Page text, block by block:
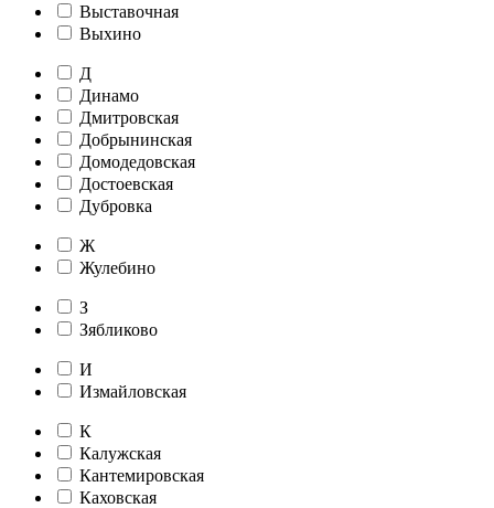
Выставочная
Выхино
Д
Динамо
Дмитровская
Добрынинская
Домодедовская
Достоевская
Дубровка
Ж
Жулебино
З
Зябликово
И
Измайловская
К
Калужская
Кантемировская
Каховская